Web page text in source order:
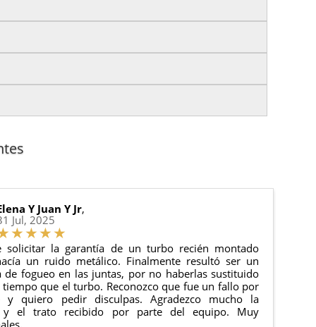
generales
del pedido para que puedas localizar tu paquete
de tu pedido.
Y Juan Y Jr,
Jul, 2025
solicitar la garantía de un turbo recién montado
un ruido metálico. Finalmente resultó ser un
de fogueo en las juntas, por no haberlas sustituido
que el turbo. Reconozco que fue un fallo por
y quiero pedir disculpas. Agradezco mucho la
y el trato recibido por parte del equipo. Muy